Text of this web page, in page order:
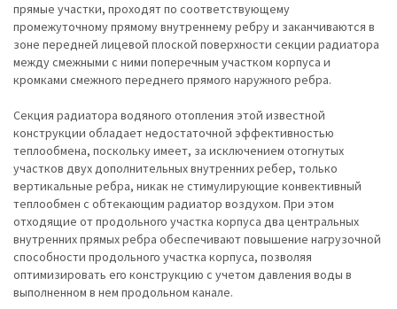
прямые участки, проходят по соответствующему
промежуточному прямому внутреннему ребру и заканчиваются в
зоне передней лицевой плоской поверхности секции радиатора
между смежными с ними поперечным участком корпуса и
кромками смежного переднего прямого наружного ребра.
Секция радиатора водяного отопления этой известной
конструкции обладает недостаточной эффективностью
теплообмена, поскольку имеет, за исключением отогнутых
участков двух дополнительных внутренних ребер, только
вертикальные ребра, никак не стимулирующие конвективный
теплообмен с обтекающим радиатор воздухом. При этом
отходящие от продольного участка корпуса два центральных
внутренних прямых ребра обеспечивают повышение нагрузочной
способности продольного участка корпуса, позволяя
оптимизировать его конструкцию с учетом давления воды в
выполненном в нем продольном канале.